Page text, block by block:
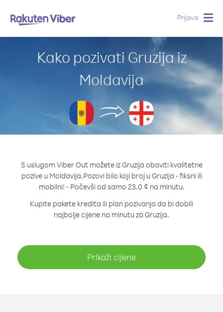
Prijava
Kako pozivati Gruzija iz
Moldavija
S uslugom Viber Out možete iz Gruzija obaviti kvalitetne
pozive u Moldavija.Pozovi bilo koji broj u Gruzija - fiksni ili
mobilni! - Počevši od samo 23.0 ¢ na minutu.
Kupite pakete kredita ili plan pozivanja da bi dobili
najbolje cijene na minutu za Gruzija.
Prikaži cijene